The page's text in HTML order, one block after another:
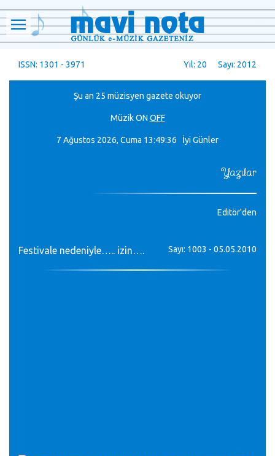
ISSN: 1301 - 3971 Yıl: 20 Sayı: 2012
Şu an 25 müzisyen gazete okuyor
MüzikON OFF
7 Ağustos 2026, Cuma 13:49:36 İyi Günler
Yazılar
Editör'den
Festivale nedeniyle….. izin…. Sayı: 1003 - 05.05.2010